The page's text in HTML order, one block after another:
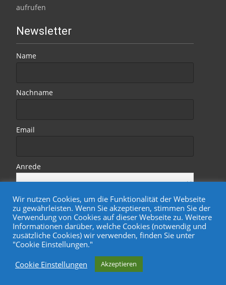
aufrufen
Newsletter
Name
Nachname
Email
Anrede
Copyright © Wohnungsgenossenschaft Treptower Park eG
Powered by WordPress, Designed byDavide.de
Wir nutzen Cookies, um die Funktionalität der Webseite
zu gewährleisten. Wenn Sie akzeptieren, stimmen Sie der
Verwendung von Cookies auf dieser Webseite zu. Weitere
Informationen darüber, welche Cookies (notwendig und
zusätzliche Cookies) wir verwenden, finden Sie unter
"Cookie Einstellungen."
Cookie Einstellungen
Akzeptieren